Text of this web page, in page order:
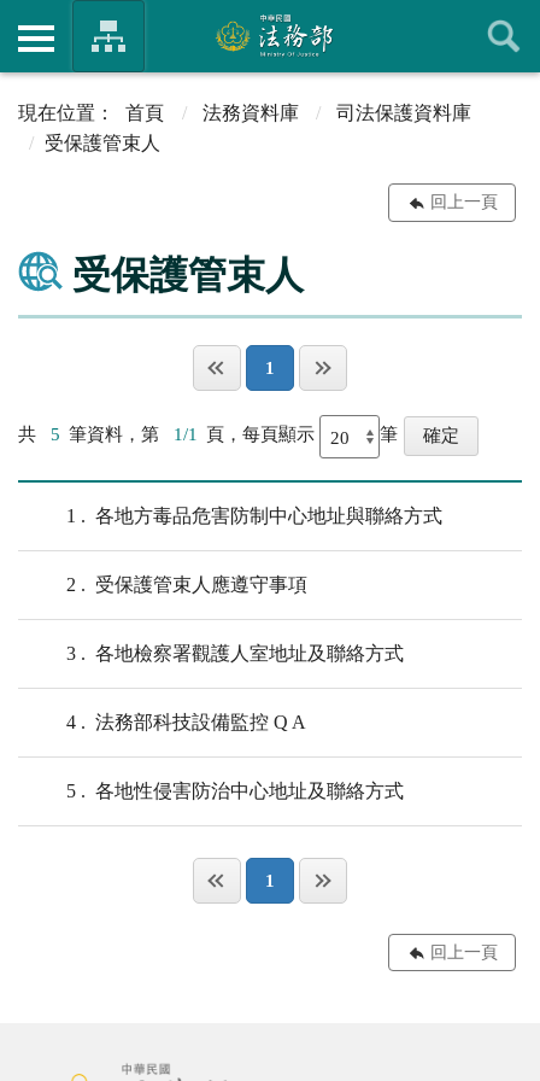
首頁 法務資料庫
司法保護資料庫
受保護管束人
回上一頁
受保護管束人
1
共 5 筆資料，第 1/1 頁，每頁顯示 筆
1 各地方毒品危害防制中心地址與聯絡方式
2 受保護管束人應遵守事項
3 各地檢察署觀護人室地址及聯絡方式
4 法務部科技設備監控 Q A
5 各地性侵害防治中心地址及聯絡方式
1
回上一頁